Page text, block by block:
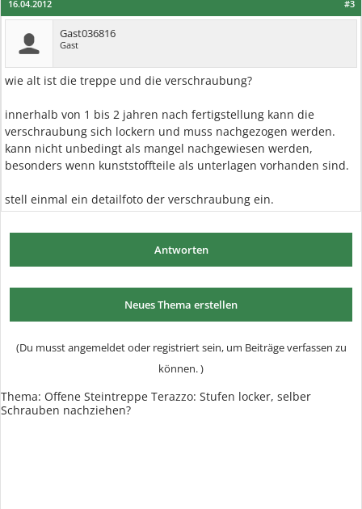
#3
16.04.2012
Gast036816
Gast
wie alt ist die treppe und die verschraubung?
innerhalb von 1 bis 2 jahren nach fertigstellung kann die
verschraubung sich lockern und muss nachgezogen werden.
kann nicht unbedingt als mangel nachgewiesen werden,
besonders wenn kunststoffteile als unterlagen vorhanden sind.
stell einmal ein detailfoto der verschraubung ein.
Antworten
Neues Thema erstellen
(Du musst angemeldet oder registriert sein, um Beiträge verfassen zu
können. )
Thema: Offene Steintreppe Terazzo: Stufen locker, selber
Schrauben nachziehen?